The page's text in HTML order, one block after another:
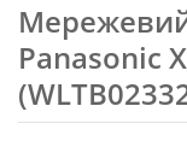
Panasonic